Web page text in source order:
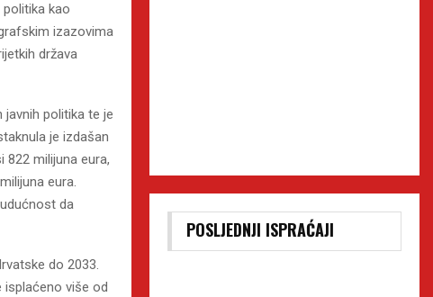
kao
izazovima
država
javnih politika te je
je izdašan
822 milijuna eura,
eura.
da
do 2033.
isplaćeno više od
POSLJEDNJI ISPRAĆAJI